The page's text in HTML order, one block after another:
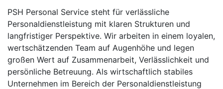
PSH Personal Service steht für verlässliche
Personaldienstleistung mit klaren Strukturen und
langfristiger Perspektive. Wir arbeiten in einem loyalen,
wertschätzenden Team auf Augenhöhe und legen
großen Wert auf Zusammenarbeit, Verlässlichkeit und
persönliche Betreuung. Als wirtschaftlich stabiles
Unternehmen im Bereich der Personaldienstleistung